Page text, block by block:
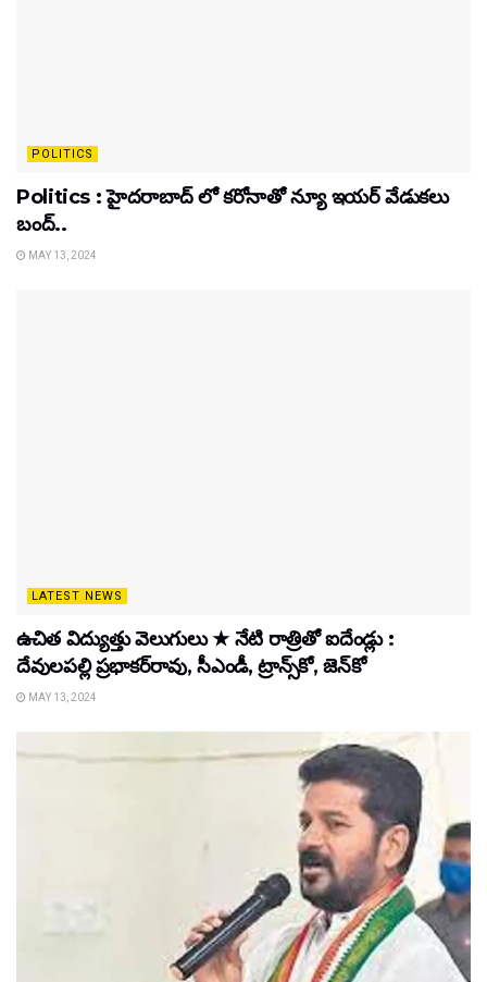
POLITICS
Politics : హైదరాబాద్ లో కరోనాతో న్యూ ఇయర్ వేడుకలు
బంద్..
MAY 13, 2024
LATEST NEWS
ఉచిత విద్యుత్తు వెలుగులు ★ నేటి రాత్రితో ఐదేండ్లు :
దేవులపల్లి ప్రభాకర్‌రావు, సీఎండీ, ట్రాన్స్‌కో, జెన్‌కో
MAY 13, 2024